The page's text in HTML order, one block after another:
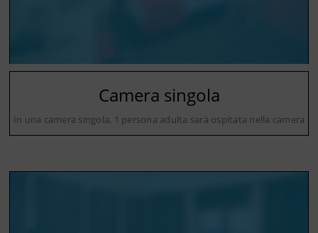
Camera singola
In una camera singola, 1 persona adulta sarà ospitata nella camera